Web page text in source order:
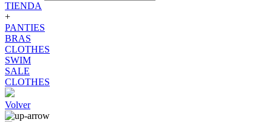
TIENDA
+
PANTIES
BRAS
CLOTHES
SWIM
SALE
CLOTHES
Volver